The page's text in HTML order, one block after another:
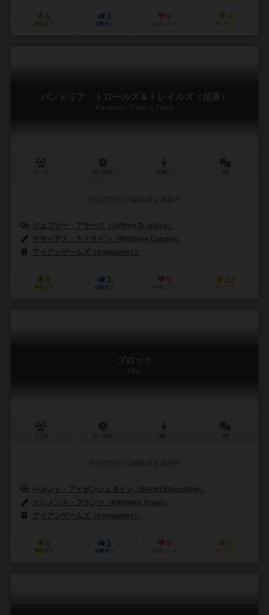
5
興味あり
3
経験あり
0
お気に入り
4
持ってる
パンドリア：トロールズ＆トレイルズ（拡張）
Pandoria: Trolls & Trails
ジェフリー・アラーズ（Jeffrey D. Allers）
マサイアス・カトライン（Matthias Catrein）
アイアンゲームズ（Irongames）
9
興味あり
3
経験あり
0
お気に入り
12
持ってる
プロック
Ploc
ベルント・アイゼンシュタイン（Bernd Eisenstein）
クレメンス・フランツ（Klemens Franz）
アイアンゲームズ（Irongames）
0
興味あり
1
経験あり
0
お気に入り
5
持ってる